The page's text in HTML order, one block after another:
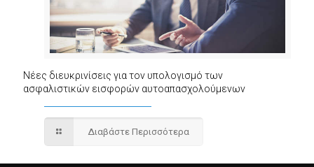
Νέες διευκρινίσεις για τον υπολογισμό των
ασφαλιστικών εισφορών αυτοαπασχολούμενων
Διαβάστε Περισσότερα